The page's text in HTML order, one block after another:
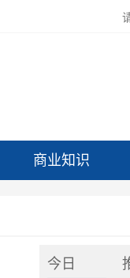
商业知识
今日